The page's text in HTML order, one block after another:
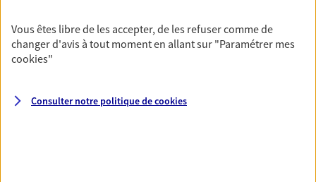
objectifs ? Rien ne remplace les conseils d'un expert :
Assurance vie, PER, Livret… Faisons le point ensemble !
Anticipez les imprévus et sécurisez votre futur grâce à
Vous êtes libre de les accepter, de les refuser comme de
changer d'avis à tout moment en allant sur "Paramétrer mes
cookies"
Consulter notre politique decookies